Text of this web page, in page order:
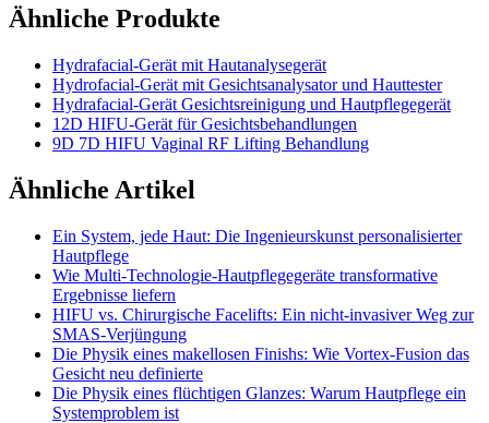
Ähnliche Produkte
Hydrafacial-Gerät mit Hautanalysegerät
Hydrofacial-Gerät mit Gesichtsanalysator und Hauttester
Hydrafacial-Gerät Gesichtsreinigung und Hautpflegegerät
12D HIFU-Gerät für Gesichtsbehandlungen
9D 7D HIFU Vaginal RF Lifting Behandlung
Ähnliche Artikel
Ein System, jede Haut: Die Ingenieurskunst personalisierter
Hautpflege
Wie Multi-Technologie-Hautpflegegeräte transformative
Ergebnisse liefern
HIFU vs. Chirurgische Facelifts: Ein nicht-invasiver Weg zur
SMAS-Verjüngung
Die Physik eines makellosen Finishs: Wie Vortex-Fusion das
Gesicht neu definierte
Die Physik eines flüchtigen Glanzes: Warum Hautpflege ein
Systemproblem ist